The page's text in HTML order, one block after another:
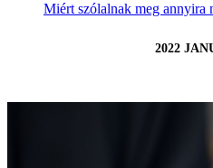
Miért szólalnak meg annyira
2022